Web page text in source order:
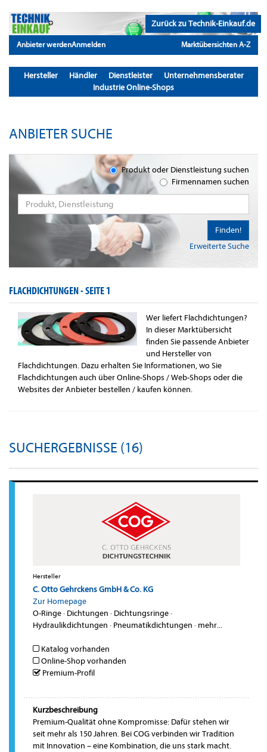
Zurück zu Technik-Einkauf.de
Anbieter werdenAnmelden Marktübersichten A-Z
Hersteller Händler Dienstleister
Unternehmensberater
Industrie Online-Shops
ANBIETER SUCHE
Produkt oder Dienstleistung suchen
Firmennamen suchen
Erweiterte Suche
Finden!
FLACHDICHTUNGEN -SEITE 1
Wer liefert Flachdichtungen?
In dieser Marktübersicht
finden Sie passende Anbieter
und Hersteller von
Flachdichtungen. Dazu erhalten Sie Informationen, wo Sie
Flachdichtungen auch über Online-Shops / Web-Shops oder die
Websites der Anbieter bestellen / kaufen können.
SUCHERGEBNISSE (16)
Hersteller
C. Otto Gehrckens GmbH & Co. KG
Zur Homepage
O-Ringe· Dichtungen · Dichtungsringe·
Hydraulikdichtungen · Pneumatikdichtungen · mehr...
Katalog vorhanden
Online-Shop vorhanden
Premium-Profil
Kurzbeschreibung
Premium-Qualität ohne Kompromisse: Dafür stehen wir
seit mehr als 150 Jahren. Bei COG verbinden wir Tradition
mit Innovation – eine Kombination, die uns stark macht.